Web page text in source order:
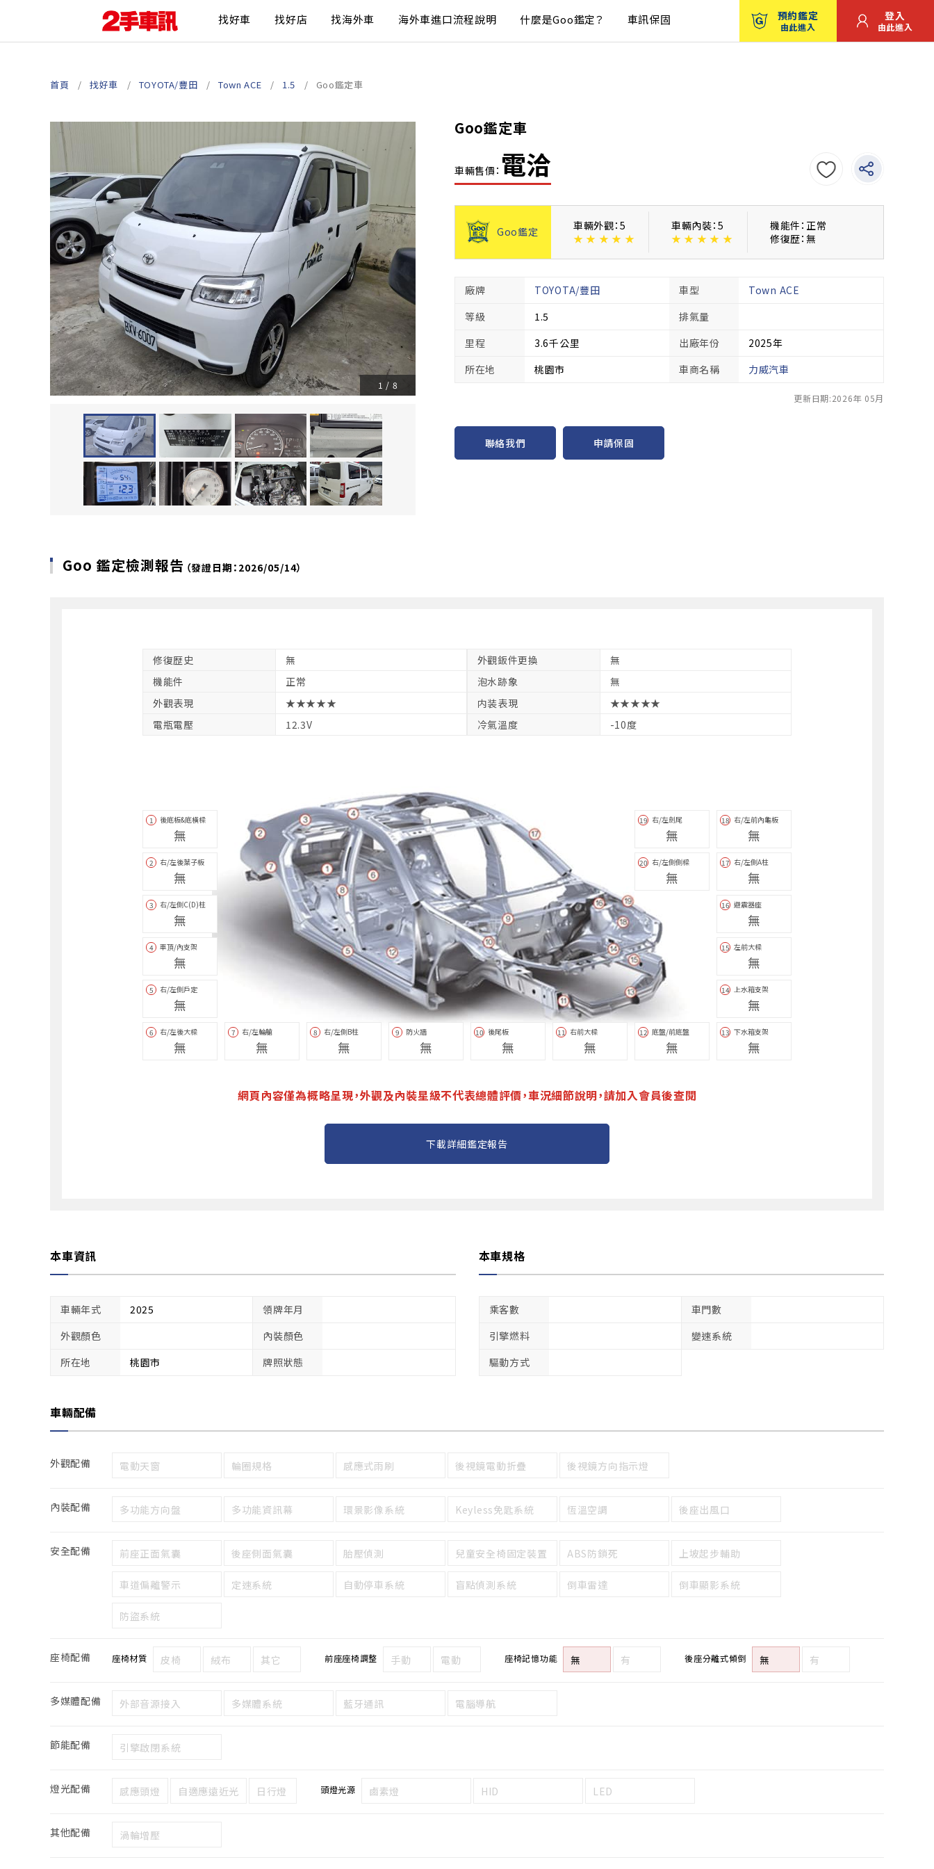
找好車 找好店 找海外車 海外車進口流程說明 什麼是Goo鑑定？ 車訊保固 預約鑑定
由此進入
登入
由此進入
首頁 找好車 TOYOTA/豐田 Town ACE 1.5 Goo鑑定車
Goo鑑定車
車輛售價： 電洽
1 / 8
Goo鑑定
車輛外觀：5
★ ★ ★ ★ ★
車輛內裝：5
★ ★ ★ ★ ★
機能件：正常
修復歴：無
廠牌 TOYOTA/豐田 車型
Town ACE
等級
1.5
排氣量
里程
3.6千公里 出廠年份
2025年
所在地
桃園市 車商名稱 力威汽車
更新日期:2026年 05月
聯絡我們 申請保固
Goo 鑑定檢測報告 （發證日期：2026/05/14）
修復歴史 無 外觀鈑件更換
無
機能件
正常 泡水跡象
無
外觀表現
★★★★★ 内装表現
★★★★★
電瓶電壓
12.3V 冷氣溫度 -10度
1 後底板&底橫樑
無
2 右/左後葉子板
無
3 右/左側C(D)柱
無
4 車頂/內支架
無
5 右/左側戶定
無
6 右/左後大樑
無
7 右/左輪艙
無
8 右/左側B柱
無
9 防火牆
無
10 後尾板
無
11 右前大樑
無
12 底盤/前底盤
無
13 下水箱支架
無
14 上水箱支架
無
15 左前大樑
無
16 避震器座
無
17 右/左側A柱
無
18 右/左前內龜板
無
19 右/左劍尾
無
20 右/左側側樑
無
網頁內容僅為概略呈現，外觀及內裝星級不代表總體評價，車況細節說明，請加入會員後查閱
下載詳細鑑定報告
本車資訊
車輛年式 2025
領牌年月
外觀顏色
內裝顏色
所在地
桃園市 牌照狀態
本車規格
乘客數
車門數
引擎燃料
變速系統
驅動方式
車輛配備
外觀配備 電動天窗 輪圈規格 感應式雨刷 後視鏡電動折疊 後視鏡方向指示燈
內裝配備 多功能方向盤 多功能資訊幕 環景影像系統 Keyless免匙系統 恆溫空調 後座出風口
安全配備 前座正面氣囊 後座側面氣囊 胎壓偵測 兒童安全椅固定裝置 ABS防鎖死 上坡起步輔助
車道偏離警示 定速系統 自動停車系統 盲點偵測系統 倒車雷達 倒車顯影系統
防盜系統
座椅配備 座椅材質 皮椅 絨布 其它 前座座椅調整 手動 電動 座椅記憶功能 無 有 後座分離式傾倒 無 有
多媒體配備 外部音源接入 多媒體系統 藍牙通訊 電腦導航
節能配備 引擎啟閉系統
燈光配備 感應頭燈 自適應遠近光 日行燈 頭燈光源 鹵素燈 HID LED
其他配備 渦輪增壓